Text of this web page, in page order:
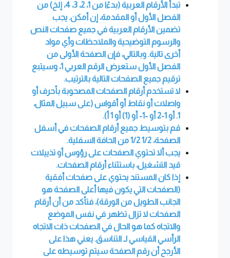
تبدأ الأرقام العربية (بدءًا من 1، 2، 3، 4، إلخ) من
الفصل الأول أو المقدمة، إن أمكن. يجب
تضمين الأرقام العربية في جميع صفحات النص
والرسوم التوضيحية والملاحظات وأي مواد
أخرى تالية. وبالتالي، فإن الصفحة الأولى من
الفصل الأول ستعرض الرقم العربي 1، وسيتبع
ترقيم جميع الصفحات التالية بالترتيب.
لا تستخدم أرقام الصفحات المصحوبة بأحرف أو
واصلات أو نقاط أو أقواس (على سبيل المثال،
1. أو 1-2 أو -1- أو (1) أو 1 أ).
قم بتوسيط جميع أرقام الصفحات في أسفل
الصفحة، 1/2 1/2 من الحافة السفلية.
يجب ألا تحتوي الصفحات على رؤوس أو تذييلات
قيد التشغيل، باستثناء أرقام الصفحات.
إذا كان المستند يحتوي على صفحات أفقية
(الصفحات التي يكون فيها أعلى الصفحة هو
الجانب الطويل من الورقة)، فتأكد من أن أرقام
الصفحات لا تزال تظهر في نفس الموضع
والاتجاه كما هو الحال في الصفحات ذات الاتجاه
الرأسي القياسي لـ التناسق. يعني هذا على
الأرجح أن رقم الصفحة سيتم توسيطه على